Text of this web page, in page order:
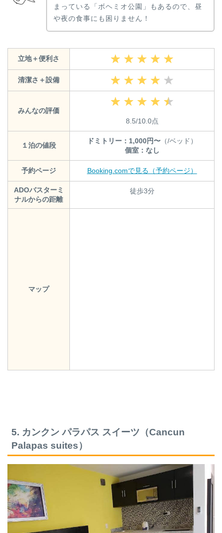
まっている「ボヘミオ公園」もあるので、昼
や夜の食事にも困りません！
立地＋便利さ
清潔さ＋設備
みんなの評価
8.5/10.0点
１泊の値段
ドミトリー：1,000円〜（/ベッド）
個室：なし
予約ページ Booking.comで見る（予約ページ）
ADOバスターミ
ナルからの距離
徒歩3分
マップ
5. カンクン パラパス スイーツ（Cancun
Palapas suites）